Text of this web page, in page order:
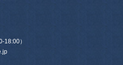
18:00）